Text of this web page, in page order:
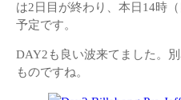
は2日目が終わり、本日14時
予定です。
DAY2も良い波来てました。
ものですね。